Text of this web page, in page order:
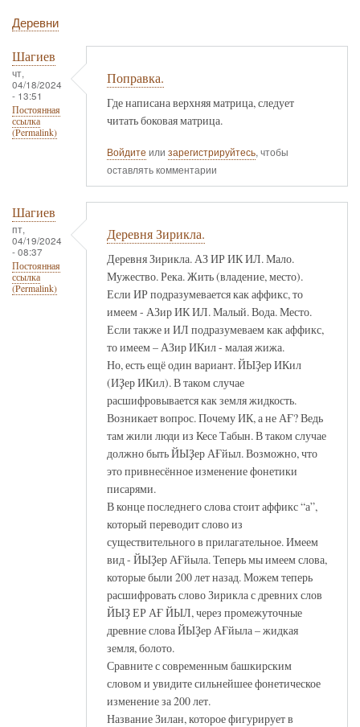
Деревни
Шагиев
чт,
04/18/2024
- 13:51
Постоянная
ссылка
(Permalink)
Поправка.
Где написана верхняя матрица, следует
читать боковая матрица.
Войдите или зарегистрируйтесь, чтобы
оставлять комментарии
Шагиев
пт,
04/19/2024
- 08:37
Постоянная
ссылка
(Permalink)
Деревня Зирикла.
Деревня Зирикла. АЗ ИР ИК ИЛ. Мало.
Мужество. Река. Жить (владение, место).
Если ИР подразумевается как аффикс, то
имеем - АЗир ИК ИЛ. Малый. Вода. Место.
Если также и ИЛ подразумеваем как аффикс,
то имеем – АЗир ИКил - малая жижа.
Но, есть ещё один вариант. ЙЫҘер ИКил
(ИҘер ИКил). В таком случае
расшифровывается как земля жидкость.
Возникает вопрос. Почему ИК, а не АҒ? Ведь
там жили люди из Кесе Табын. В таком случае
должно быть ЙЫҘер АҒйыл. Возможно, что
это привнесённое изменение фонетики
писарями.
В конце последнего слова стоит аффикс “а”,
который переводит слово из
существительного в прилагательное. Имеем
вид - ЙЫҘер АҒйыла. Теперь мы имеем слова,
которые были 200 лет назад. Можем теперь
расшифровать слово Зирикла с древних слов
ЙЫҘ ЕР АҒ ЙЫЛ, через промежуточные
древние слова ЙЫҘер АҒйыла – жидкая
земля, болото.
Сравните с современным башкирским
словом и увидите сильнейшее фонетическое
изменение за 200 лет.
Название Зилан, которое фигурирует в